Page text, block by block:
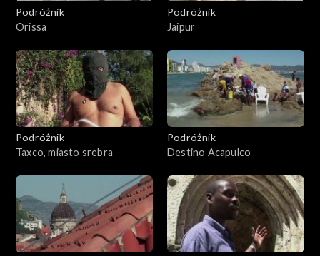
Podróżnik
Orissa
Podróżnik
Jaipur
Podróżnik
Taxco, miasto srebra
Podróżnik
Destino Acapulco